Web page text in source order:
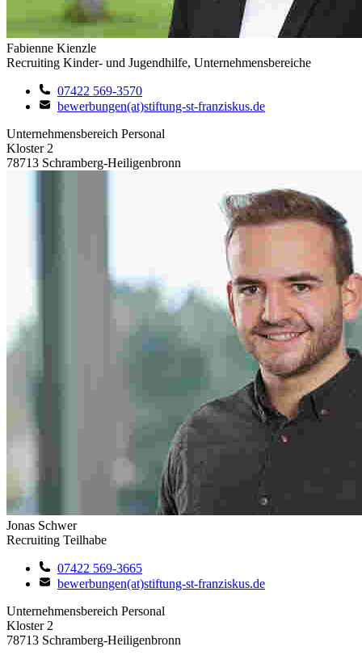
Fabienne Kienzle
Recruiting Kinder- und Jugendhilfe, Unternehmensbereiche
07422 569-3570
bewerbungen(at)stiftung-st-franziskus.de
Unternehmensbereich Personal
Kloster 2
78713 Schramberg-Heiligenbronn
Jonas Schwer
Recruiting Teilhabe
07422 569-3665
bewerbungen(at)stiftung-st-franziskus.de
Unternehmensbereich Personal
Kloster 2
78713 Schramberg-Heiligenbronn